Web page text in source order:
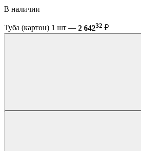
В наличии
Туба (картон) 1 шт — 2 64232 ₽